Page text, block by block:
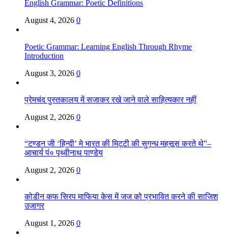
English Grammar: Poetic Definitions
August 4, 2026 0
Poetic Grammar: Learning English Through Rhyme
Introduction
August 3, 2026 0
प्रेमचंद पुस्तकालय में सजाकर रखे जाने वाले साहित्यकार नहीं
August 2, 2026 0
“टण्डन जी ‘हिन्दी’ मे भारत की मिट्टी की सुगन्ध महसूस करते थे”–
आचार्य पं० पृथ्वीनाथ पाण्डेय
August 2, 2026 0
कोडीन कफ सिरप माफिया केस में जज को प्रभावित करने की साजिश
उजागर
August 1, 2026 0